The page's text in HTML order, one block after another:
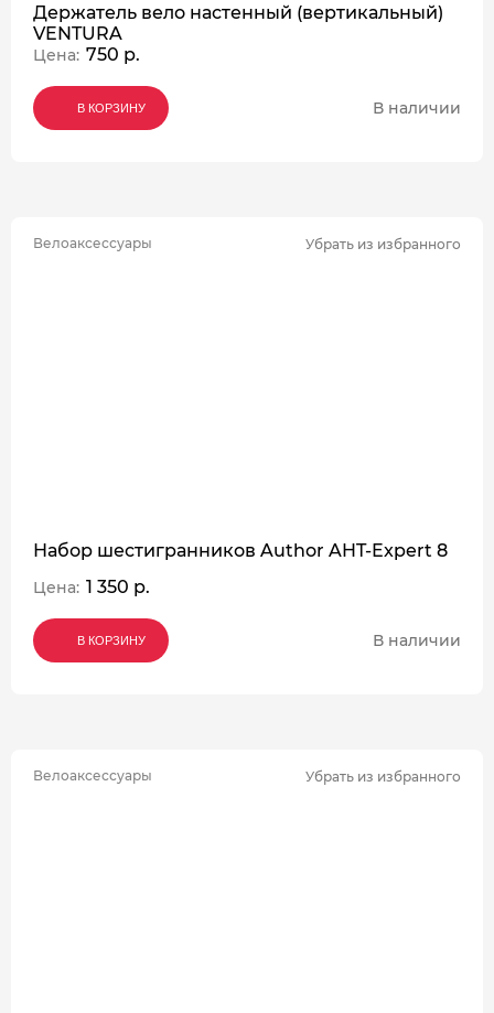
Держатель вело настенный (вертикальный)
VENTURA
Цена: 750 р.
В КОРЗИНУ
В КОРЗИНУ
В КОРЗИНУ В наличии
Велоаксессуары Убрать из избранного
Набор шестигранников Author AHT-Expert 8
Цена: 1 350 р.
В КОРЗИНУ
В КОРЗИНУ
В КОРЗИНУ В наличии
Велоаксессуары Убрать из избранного